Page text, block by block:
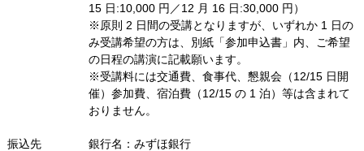
15 日:10,000 円／12 月 16 日:30,000 円）
※原則 2 日間の受講となりますが、いずれか 1 日の
み受講希望の方は、別紙「参加申込書」内、ご希望
の日程の講演に記載願います。
※受講料には交通費、食事代、懇親会（12/15 日開
催）参加費、宿泊費（12/15 の 1 泊）等は含まれて
おりません。
振込先
銀行名：みずほ銀行